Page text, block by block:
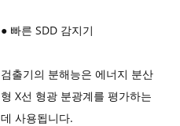
● 빠른 SDD 감지기
검출기의 분해능은 에너지 분산
형 X선 형광 분광계를 평가하는
데 사용됩니다.